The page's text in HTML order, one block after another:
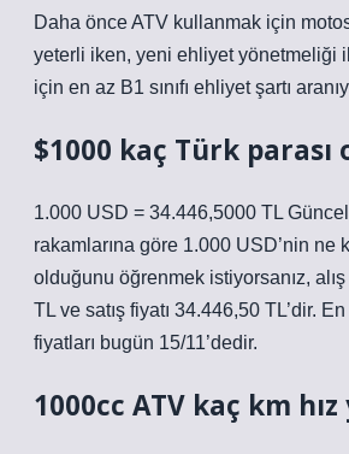
Daha önce ATV kullanmak için
yeterli iken, yeni ehliyet yönetmeliği
için en az B1 sınıfı ehliyet şartı
$1000 kaç Türk parası
1.000 USD = 34.446,5000 TL
rakamlarına göre 1.000 USD’nin ne
olduğunu öğrenmek istiyorsanız,
TL ve satış fiyatı 34.446,50 TL’dir.
fiyatları bugün 15/11’dedir.
1000cc ATV kaç km